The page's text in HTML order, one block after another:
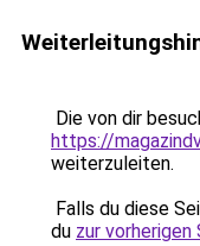
Die von dir
https://
weiterzuleiten.
Falls du diese
du zur